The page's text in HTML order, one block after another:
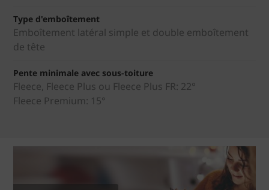
Type d'emboîtement
Emboîtement latéral simple et double emboîtement
de tête
Pente minimale avec sous-toiture
Fleece, Fleece Plus ou Fleece Plus FR: 22°
Fleece Premium: 15°